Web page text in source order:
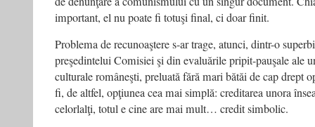
important, el nu poate fi totuşi final, ci doar finit.
Problema de recunoaştere s-ar trage, atunci, dintr-o
preşedintelui Comisiei şi din evaluările pripit-pauşale ale
culturale româneşti, preluată fără mari bătăi de cap drept
fi, de altfel, opţiunea cea mai simplă: creditarea unora
celorlalţi, totul e cine are mai mult… credit simbolic.